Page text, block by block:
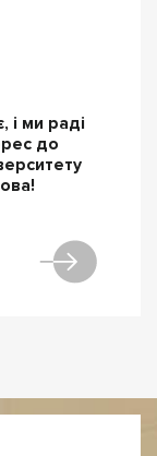
і ми раді
до